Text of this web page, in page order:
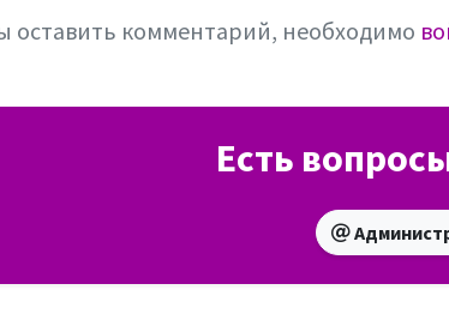
оставить комментарий, необходимо
Есть